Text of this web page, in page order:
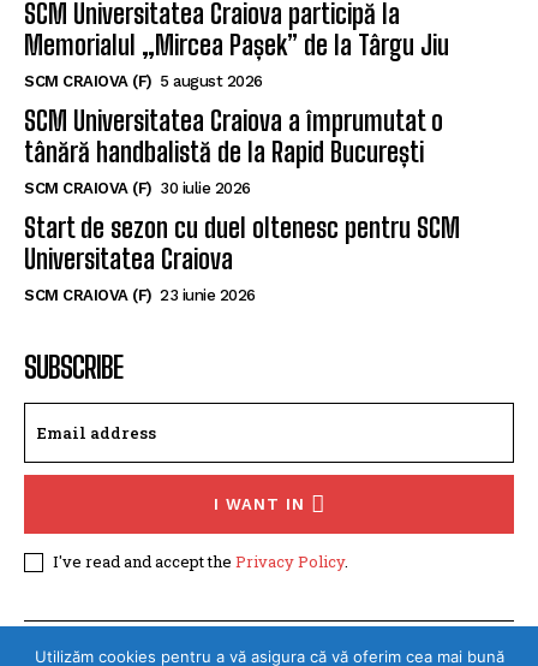
CELE MAI CITITE
SCM Universitatea Craiova participă la
Memorialul „Mircea Pașek” de la Târgu Jiu
SCM Universitatea Craiova a împrumutat o
tânără handbalistă de la Rapid București
Universitatea Craiova
SUBSCRIBE
I've read and accept thePrivacy Policy.
Utilizăm cookies pentru a vă asigura că vă oferim cea mai bună